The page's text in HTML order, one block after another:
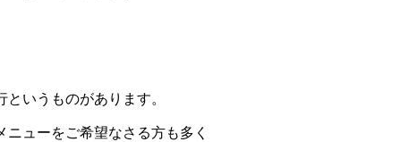
いうものがあります。
ニューをご希望なさる方も多く